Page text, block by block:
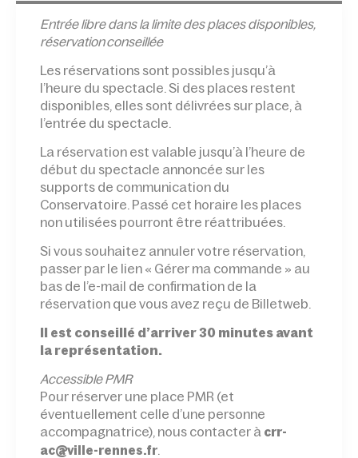
Entrée libre dans la limite des places disponibles,
réservation conseillée
Les réservations sont possibles jusqu’à
l’heure du spectacle. Si des places restent
disponibles, elles sont délivrées sur place, à
l’entrée du spectacle.
La réservation est valable jusqu’à l’heure de
début du spectacle annoncée sur les
supports de communication du
Conservatoire. Passé cet horaire les places
non utilisées pourront être réattribuées.
Si vous souhaitez annuler votre réservation,
passer par le lien « Gérer ma commande » au
bas de l’e-mail de confirmation de la
réservation que vous avez reçu de Billetweb.
Il est conseillé d’arriver 30 minutes avant
la représentation.
Accessible PMR
Pour réserver une place PMR (et
éventuellement celle d’une personne
accompagnatrice), nous contacter à crr-
ac@ville-rennes.fr